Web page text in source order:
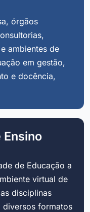
órgãos
ambientes de
em gestão,
e docência,
de Educação a
virtual de
disciplinas
diversos formatos